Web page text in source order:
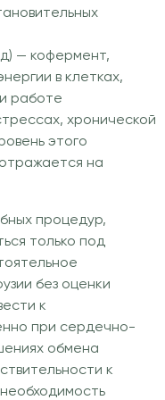
— кофермент,
в клетках,
работе
хронической
этого
на
процедур,
только под
без оценки
к
при сердечно-
обмена
к